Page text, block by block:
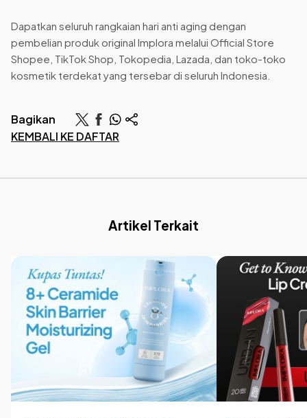
Dapatkan seluruh rangkaian hari anti aging dengan
pembelian produk original Implora melalui Official Store
Shopee, TikTok Shop, Tokopedia, Lazada, dan toko-toko
kosmetik terdekat yang tersebar di seluruh Indonesia.
KEMBALI KE DAFTAR
Bagikan
Artikel Terkait